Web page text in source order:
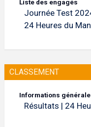
Liste des engagés
Journée Test
24 Heures du
CLASSEMENT
Informations
Résultats | 24